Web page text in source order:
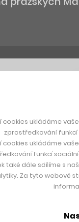
cookies ukládáme
zprostředkování
cookies ukládáme
funkcí
také dále sdílíme s
Za tyto webové